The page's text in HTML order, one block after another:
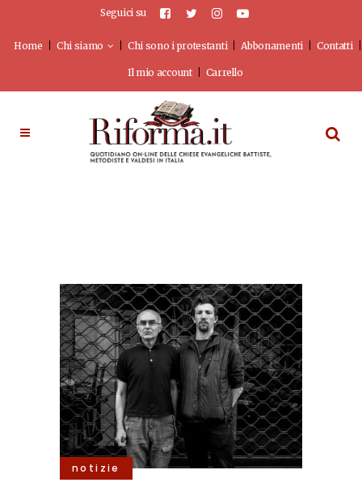
Seguici su
Home Chi siamo Chi sono i protestanti Abbonamenti Contatti
Il mio account Carrello
notizie